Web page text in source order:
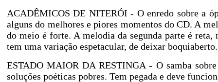
ACADÊMICOS DE NITERÓI - O enredo sobre a
alguns do melhores e piores momentos do CD. A
do meio é forte. A melodia da segunda parte é
tem uma variação espetacular, de deixar
ESTADO MAIOR DA RESTINGA - O samba
soluções poéticas pobres. Tem pegada e deve